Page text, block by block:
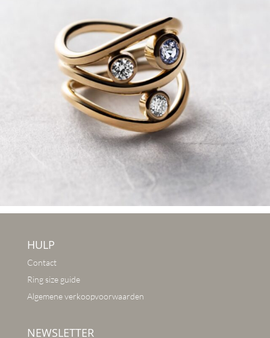
HULP
Contact
Ring size guide
Algemene verkoopvoorwaarden
NEWSLETTER